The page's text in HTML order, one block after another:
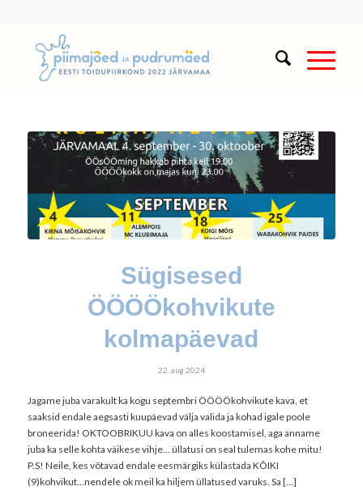
Sügisesed
ÖÖÖÖkohvikute
kolmapäevad
22. aug 2024
Jagame juba varakult ka kogu septembri ÖÖÖÖkohvikute kava, et
saaksid endale aegsasti kuupäevad välja valida ja kohad igale poole
broneerida! OKTOOBRIKUU kava on alles koostamisel, aga anname
juba ka selle kohta väikese vihje… üllatusi on seal tulemas kohe mitu!
P.S! Neile, kes võtavad endale eesmärgiks külastada KÕIKI
(9)kohvikut…nendele ok meil ka hiljem üllatused varuks. Sa […]